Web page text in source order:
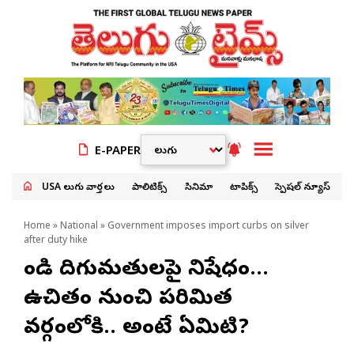
E-PAPER
USA తెలుగు వార్తలు పాలిటిక్స్ సినిమా టాపిక్స్ స్పెషల్ న్యూస్
Home » National » Government imposes import curbs on silver
after duty hike
వెండి దిగుమతులపై నిషేధం…
ఉచితం నుంచి పరిమిత
వర్గంలోకి.. అంటే ఏమిటి?